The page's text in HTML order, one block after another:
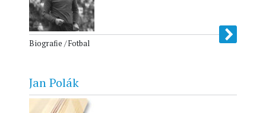
Biografie / Fotbal
Jan Polák